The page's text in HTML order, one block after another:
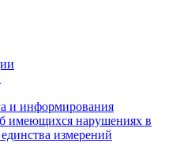
и информирования
имеющихся нарушениях в
измерений